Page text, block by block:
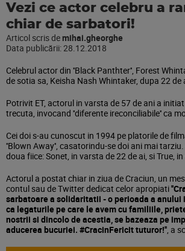
Vezi ce actor celebru a
chiar de sarbatori!
Articol scris demihai.gheorghe
Data publicării:28.12.2018
Celebrul actor din ''Black Panthter'', Forest
de sotia sa, Keisha Nash Whintaker, dupa 22 de
Potrivit ET, actorul in varsta de 57 de ani a
trecuta, invocand ''diferente ireconciliabile'' ca
Cei doi s-au cunoscut in 1994 pe platorile de
''Blown Away'', casatorindu-se doi ani mai
doua fiice: Sonet, in varsta de 22 de ai, si True,
Actorul a postat chiar in ziua de Craciun, un
contul sau de Twitter dedicat celor apropiati
sarbatoare a solidaritatii - o perioada a anului
ca legaturile pe care le avem cu familiile,
nostrii si dincolo de acestia, se bazeaza pe
aducerea bucuriei. #CracinFericit tuturor!'' , a